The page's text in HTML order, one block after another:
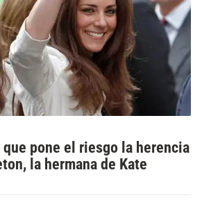
pone el riesgo la herencia
la hermana de Kate